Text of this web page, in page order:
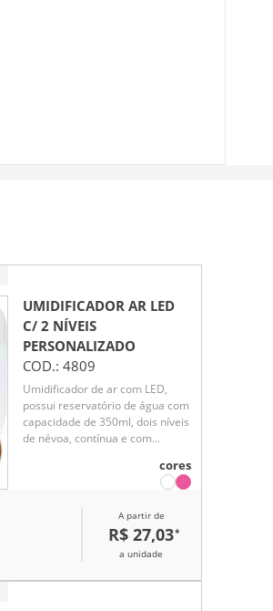
UMIDIFICADOR AR LED
C/ 2 NÍVEIS
PERSONALIZADO
COD.: 4809
Umidificador de ar com LED,
possui reservatório de água com
capacidade de 350ml, dois níveis
de névoa, contínua e com
cores
A partir de
R$ 27,03*
a unidade